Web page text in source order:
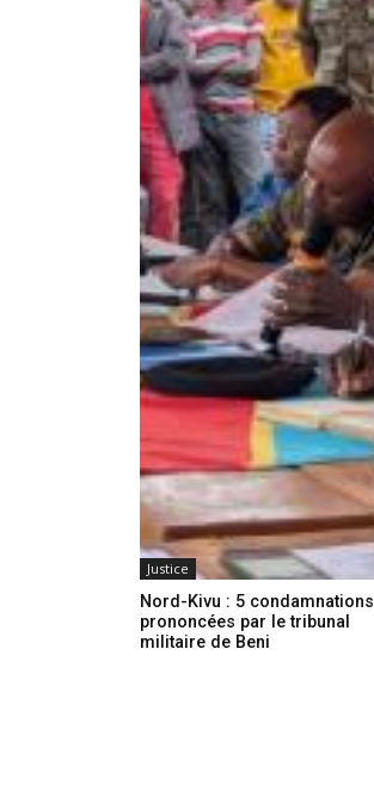
Justice
Nord-Kivu : 5 condamnations
prononcées par le tribunal
militaire de Beni